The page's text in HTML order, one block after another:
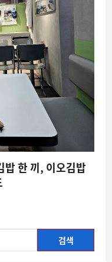
밥 한 끼, 이오김밥
게임까지 장악하는
이아웃 충돌 문제
0
베껴 개발 기간을 절반
유
0
6 대 중국 전기차, 왜